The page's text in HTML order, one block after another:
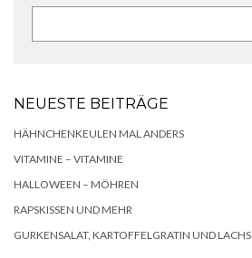
NEUESTE BEITRÄGE
HÄHNCHENKEULEN MAL ANDERS
VITAMINE – VITAMINE
HALLOWEEN – MÖHREN
RAPSKISSEN UND MEHR
GURKENSALAT, KARTOFFELGRATIN UND LACHS